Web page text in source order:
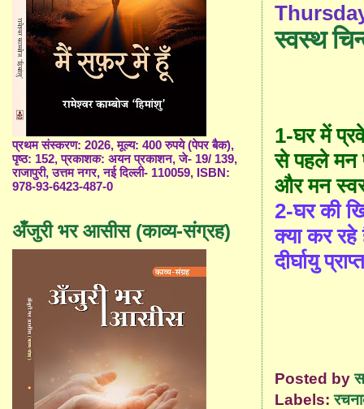
स्वस्थ
1-घर में
से पहले मन
और मन
2-घर की
क्या कर
दीर्घायु
Posted by
Labels:
प्रथम संस्करण: 2026, मूल्य: 400 रुपये (पेपर बैक),
पृष्ठ: 152, प्रकाशक: अयन प्रकाशन, जे- 19/ 139,
राजापुरी, उत्तम नगर, नई दिल्ली- 110059, ISBN:
978-93-6423-487-0
अँजुरी भर आसीस (काव्य-संग्रह)